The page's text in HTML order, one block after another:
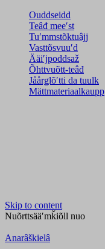
Ouddseidd
Teâđ meeʹst
Tuʹmmstõktuâjj
Vasttõsvuuʹd
Ääiʹjpoddsaž
Õhttvuõtt-teâđ
Jåårǥlõʹtti da tuulk
Mättmateriaalkaupp
Skip to content
Nuõrttsääʹmǩiõll nuo
Anarâškielâ